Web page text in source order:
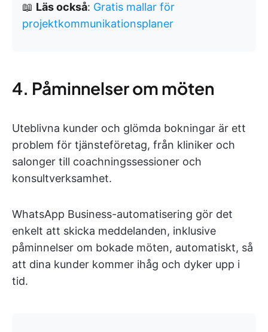
📖 Läs också: Gratis mallar för
projektkommunikationsplaner
4. Påminnelser om möten
Uteblivna kunder och glömda bokningar är ett
problem för tjänsteföretag, från kliniker och
salonger till coachningssessioner och
konsultverksamhet.
WhatsApp Business-automatisering gör det
enkelt att skicka meddelanden, inklusive
påminnelser om bokade möten, automatiskt, så
att dina kunder kommer ihåg och dyker upp i
tid.